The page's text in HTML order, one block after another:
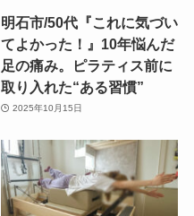
明石市/50代『これに気づい
てよかった！』10年悩んだ
足の痛み。ピラティス前に
取り入れた“ある習慣”
2025年10月15日